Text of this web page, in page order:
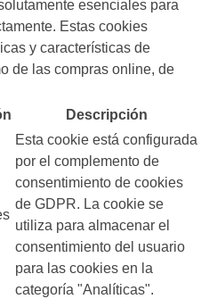
esenciales para
Estas cookies
y características de
de las compras online, de
Descripción
Esta cookie está configurada
por el complemento de
consentimiento de cookies
de GDPR. La cookie se
utiliza para almacenar el
consentimiento del usuario
para las cookies en la
categoría "Analíticas".